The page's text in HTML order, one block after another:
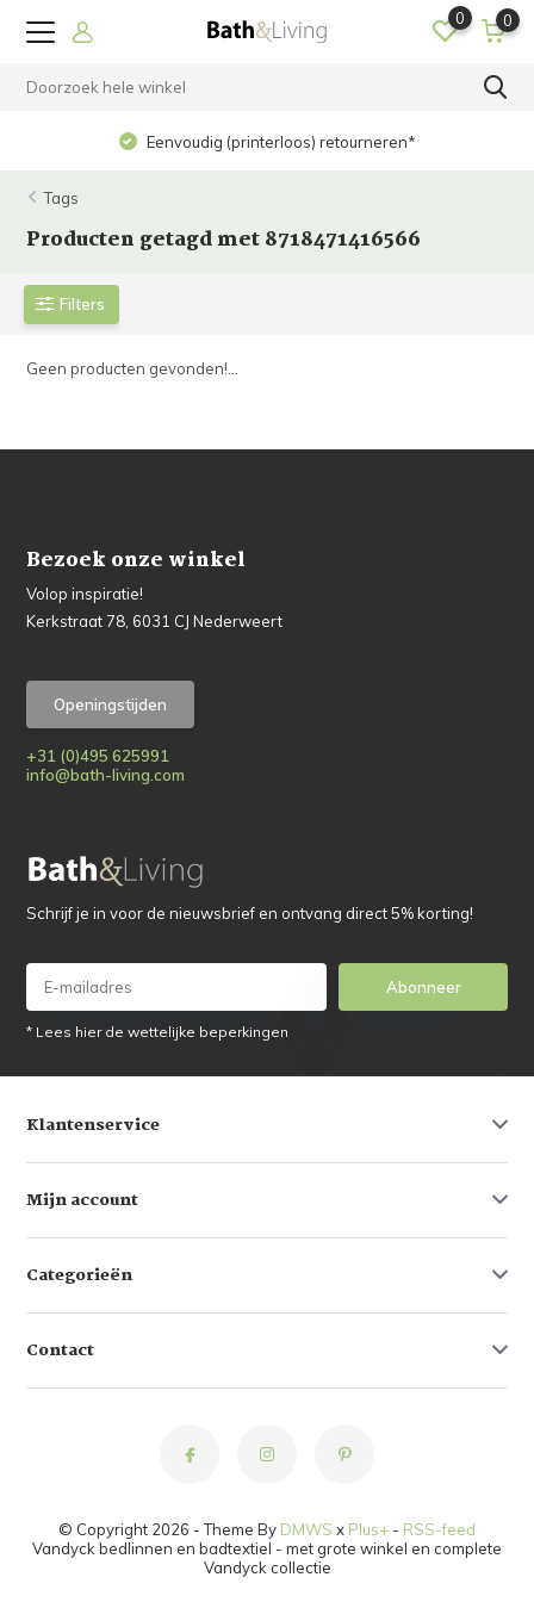
0 0
Eenvoudig (printerloos) retourneren*
Tags
Producten getagd met 8718471416566
Filters
Geen producten gevonden!...
Bezoek onze winkel
Volop inspiratie!
Kerkstraat 78, 6031 CJ Nederweert
Openingstijden
+31 (0)495 625991
info@bath-living.com
Schrijf je in voor de nieuwsbrief en ontvang direct 5% korting!
Abonneer
* Lees hier de wettelijke beperkingen
Klantenservice
Mijn account
Categorieën
Contact
© Copyright 2026 - Theme By DMWS x Plus+ - RSS-feed
Vandyck bedlinnen en badtextiel - met grote winkel en complete
Vandyck collectie